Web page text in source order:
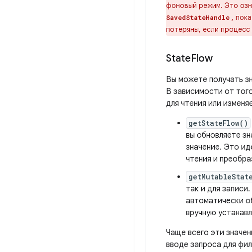
фоновый режим. Это
SavedStateHandle ,
потеряны, если
StateFlow
Вы можете получать
В зависимости от
для чтения или
getStateFlow()
вы обновляете
значение. Это
чтения и
так и для
автоматически
вручную
Чаще всего эти
вводе запроса для